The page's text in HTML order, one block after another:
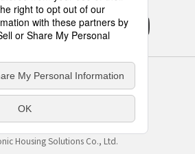
あたって
クッキーポリシー
パナソニック ホールディングス
Area/Country
ウジングソリューションズ株式会社
Housing Solutions Co., Ltd.